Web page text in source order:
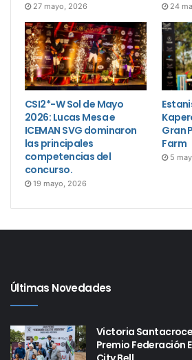
27 mayo, 2026 24
CSI2*-W Sol de Mayo
2026: Lucas Mesa e
ICEMAN SVG dominaron
las principales
competencias del
concurso.
19 mayo, 2026
Gran
Farm
5
Últimas Novedades
Victoria
Premio Federación